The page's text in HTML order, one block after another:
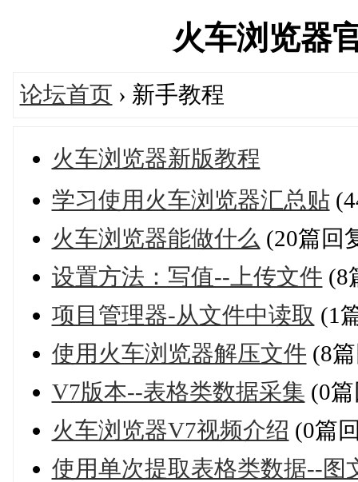
火车浏览器
论坛首页 › 新手教程
火车浏览器新版教程
学习使用火车浏览器汇总贴
火车浏览器能做什么 (20篇回
设置方法：写值--上传文件 (8
项目管理器-从文件中读取 (1
使用火车浏览器解压文件 (8
V7版本--表格类数据采集 (0
火车浏览器V7视频介绍 (0篇
使用单次提取表格类数据--图